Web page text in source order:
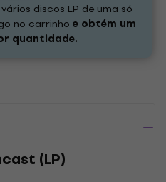
discos LP de uma só
no carrinho e obtém um
quantidade.
(LP)